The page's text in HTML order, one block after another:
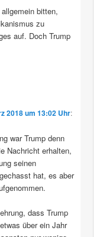
bitten,
zu
auf. Doch Trump
2018 um 13:02 Uhr:
war Trump denn
Nachricht erhalten,
seinen
hat, es aber
dass Trump
über ein Jahr